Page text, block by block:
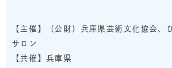
【主催】（公財）兵庫県芸術文化協会、
サロン
【共催】兵庫県